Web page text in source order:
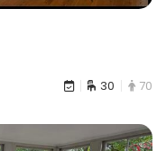
30 70